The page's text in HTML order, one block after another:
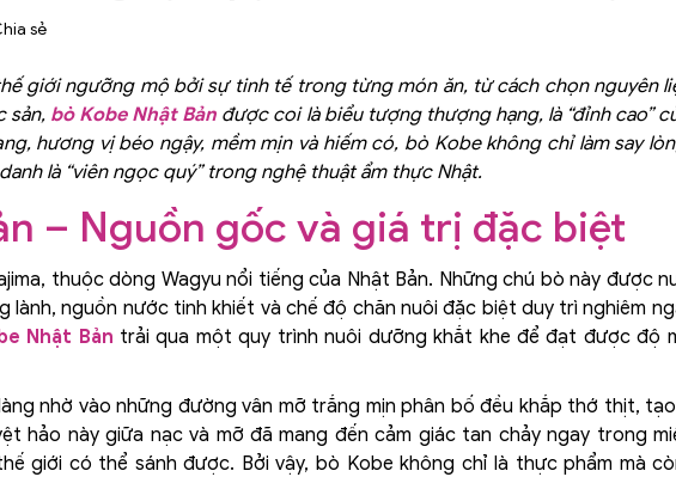
sẻ
giới ngưỡng mộ bởi sự tinh tế trong từng món ăn, từ cách chọn nguyên
sản, bò Kobe Nhật Bản được coi là biểu tượng thượng hạng, là “đỉnh cao”
hương vị béo ngậy, mềm mịn và hiếm có, bò Kobe không chỉ làm say
là “viên ngọc quý” trong nghệ thuật ẩm thực Nhật.
– Nguồn gốc và giá trị đặc biệt
thuộc dòng Wagyu nổi tiếng của Nhật Bản. Những chú bò này được
lành, nguồn nước tinh khiết và chế độ chăn nuôi đặc biệt duy trì nghiêm
Nhật Bản trải qua một quy trình nuôi dưỡng khắt khe để đạt được độ
nhờ vào những đường vân mỡ trắng mịn phân bố đều khắp thớ thịt, tạo
hảo này giữa nạc và mỡ đã mang đến cảm giác tan chảy ngay trong
giới có thể sánh được. Bởi vậy, bò Kobe không chỉ là thực phẩm mà